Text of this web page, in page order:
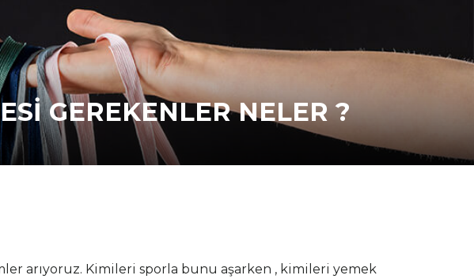
GEREKENLER NELER ?
arıyoruz. Kimileri sporla bunu aşarken , kimileri yemek